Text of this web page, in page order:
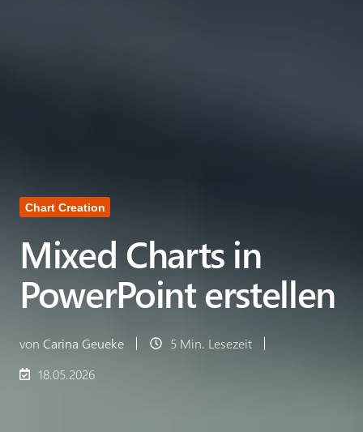
Chart Creation
Mixed Charts in
PowerPoint erstellen
von Carina Geueke
5 Min. Lesezeit
18.05.2026